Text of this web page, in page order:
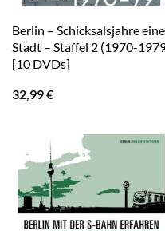
Berlin – Schicksalsjahre
Stadt – Staffel 2 (1970-
[10 DVDs]
32,99€